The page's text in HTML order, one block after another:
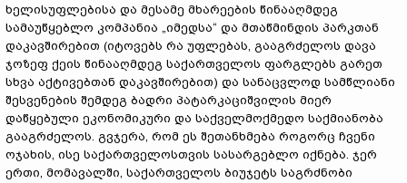
ხელისუფლებისა და მესამე მხარეების წინააღმდეგ
სამაუწყებლო კომპანია „იმედსა“ და მთაწმინდის პარკთან
დაკავშირებით (იტოვებს რა უფლებას, გააგრძელოს დავა
ჯოზეფ ქეის წინააღმდეგ საქართველოს ფარგლებს გარეთ
სხვა აქტივებთან დაკავშირებით) და სანაცვლოდ სამწლიანი
შესვენების შემდეგ ბადრი პატარკაციშვილის მიერ
დაწყებული ეკონომიკური და საქველმოქმედო საქმიანობა
გააგრძელოს. გვჯერა, რომ ეს შეთანხმება როგორც ჩვენი
ოჯახის, ისე საქართველოსთვის სასარგებლო იქნება. ჯერ
ერთი, მომავალში, საქართველოს ბიუჯეტს საგრძნობი